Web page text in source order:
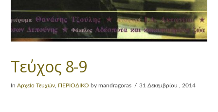
Τεύχος 8-9
InΑρχείο Τευχών, ΠΕΡΙΟΔΙΚΟ by mandragoras 31 Δεκεμβρίου , 2014